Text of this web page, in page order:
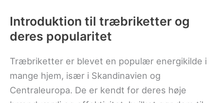
Introduktion til træbriketter og
deres popularitet
Træbriketter er blevet en populær energikilde i
mange hjem, især i Skandinavien og
Centraleuropa. De er kendt for deres høje